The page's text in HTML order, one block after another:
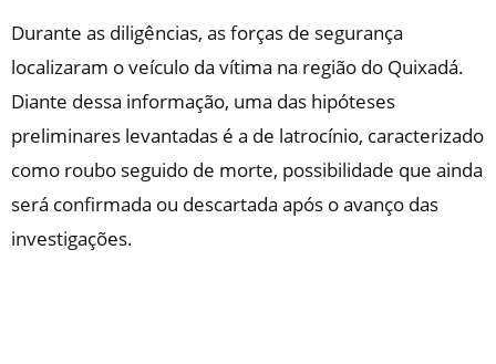
Durante as diligências, as forças de segurança
localizaram o veículo da vítima na região do Quixadá.
Diante dessa informação, uma das hipóteses
preliminares levantadas é a de latrocínio, caracterizado
como roubo seguido de morte, possibilidade que ainda
será confirmada ou descartada após o avanço das
investigações.